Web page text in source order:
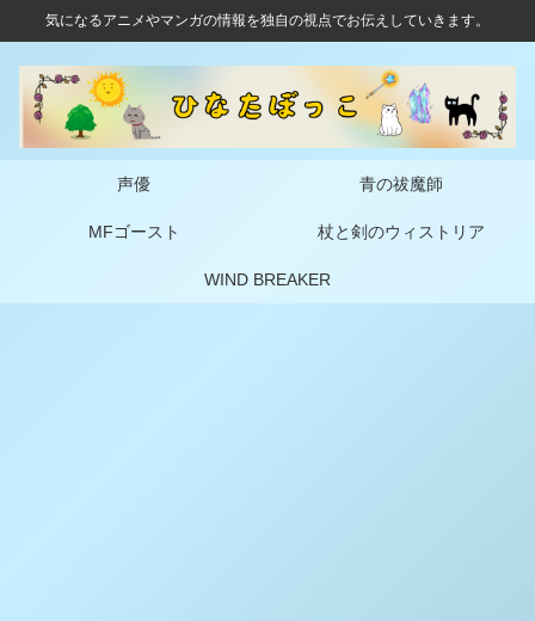
気になるアニメやマンガの情報を独自の視点でお伝えしていきます。
声優 青の祓魔師
MFゴースト 杖と剣のウィストリア
WIND BREAKER